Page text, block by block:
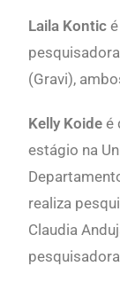
Laila Kontic
(Gravi),
Kelly Koide é
estágio na
realiza
Claudia